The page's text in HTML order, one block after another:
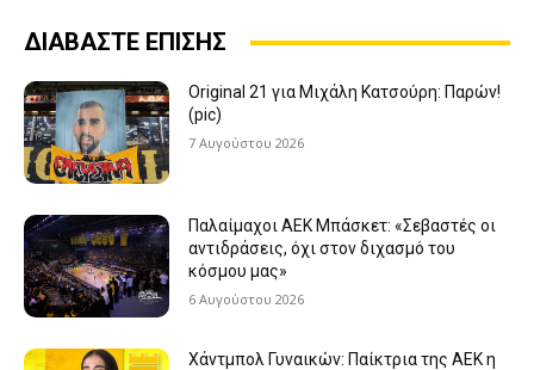
ΔΙΑΒΑΣΤΕ ΕΠΙΣΗΣ
Original 21 για Μιχάλη Κατσούρη: Παρών!
(pic)
7 Αυγούστου 2026
Παλαίμαχοι ΑΕΚ Μπάσκετ: «Σεβαστές οι
αντιδράσεις, όχι στον διχασμό του
κόσμου μας»
6 Αυγούστου 2026
Χάντμπολ Γυναικών: Παίκτρια της ΑΕΚ η